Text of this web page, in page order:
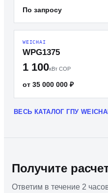
По запросу
WEICHAI
WPG1375
1 100кВт COP
от 35 000 000 ₽
ВЕСЬ КАТАЛОГ ГПУ WEICHAI
Получите
Ответим в течение 2